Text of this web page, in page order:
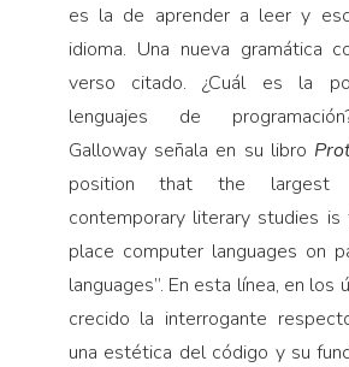
es la de aprender a leer y
idioma. Una nueva gramática
verso citado. ¿Cuál es la
lenguajes de
Galloway señala en su libro
position that the largest
contemporary literary studies
place computer languages on
languages”. En esta línea, en los
crecido la interrogante
una estética del código y su